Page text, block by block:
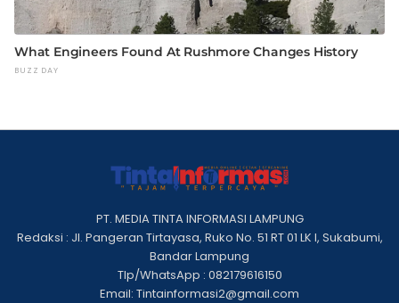
PT. MEDIA TINTA INFORMASI LAMPUNG
Redaksi : Jl. Pangeran Tirtayasa, Ruko No. 51 RT 01 LK I, Sukabumi,
Bandar Lampung
Tlp/WhatsApp : 082179616150
Email: Tintainformasi2@gmail.com